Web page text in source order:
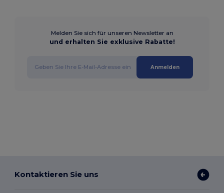
Melden Sie sich für unseren Newsletter an
und erhalten Sie exklusive Rabatte!
Anmelden
Kontaktieren Sie uns